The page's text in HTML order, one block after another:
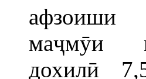
маҷмӯи
дохилӣ